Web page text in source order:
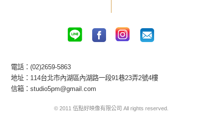
電話：(02)2659-5863
地址：114台北市內湖區內湖路一段91巷23弄2號4樓
信箱：studio5pm@gmail.com
© 2011 伍點好映像有限公司 All rights reserved.